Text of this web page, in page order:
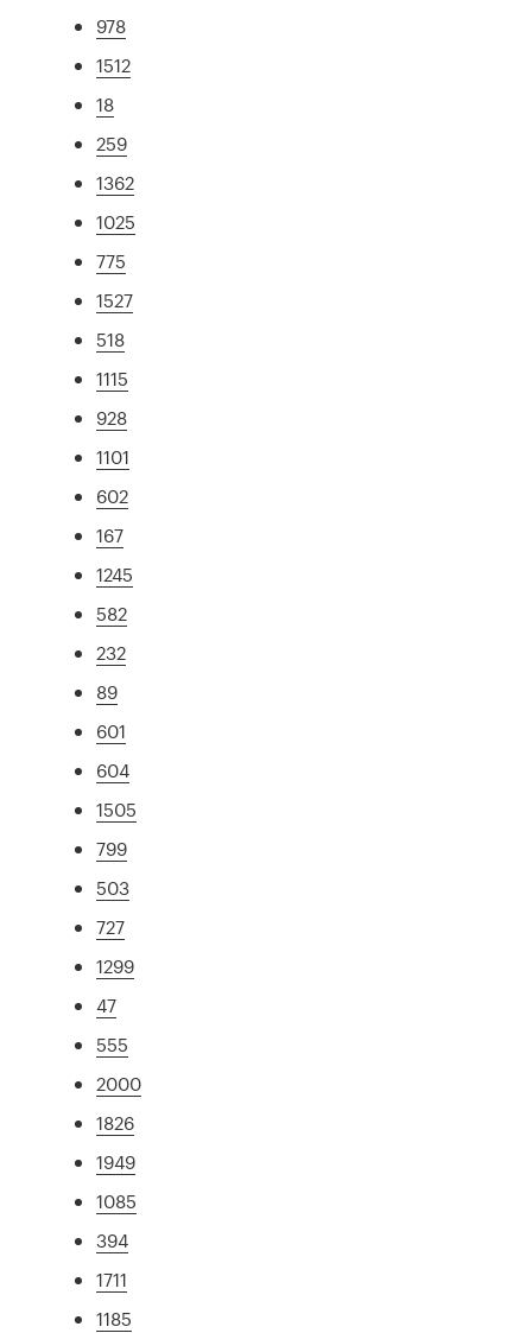
978
1512
18
259
1362
1025
775
1527
518
1115
928
1101
602
167
1245
582
232
89
601
604
1505
799
503
727
1299
47
555
2000
1826
1949
1085
394
1711
1185